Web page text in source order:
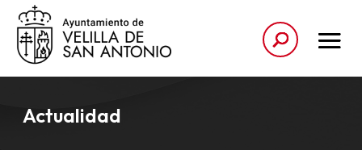
Actualidad